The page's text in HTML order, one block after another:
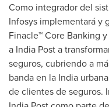
Como integrador del
Infosys implementará y
Finacle™ Core Banking
a India Posta
seguros, cubriendo a
banda en la India
de clientes de seguros.